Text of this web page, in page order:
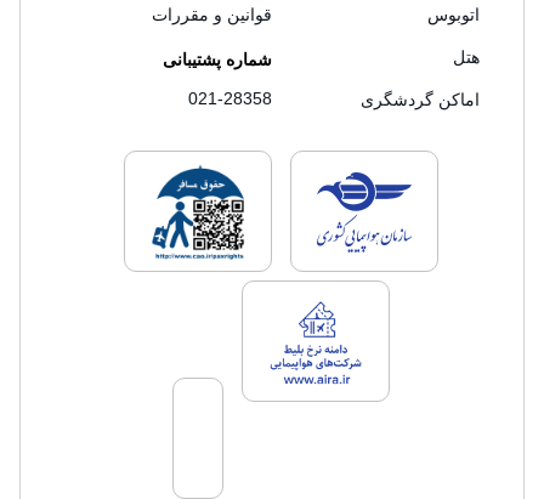
اتوبوس
هتل
اماکن گردشگری
قوانین و مقررات
شماره پشتیبانی
021-28358
لایسنس های فروش سفرتاپلایسنس های
لایسنس های فروش سفرتاپ